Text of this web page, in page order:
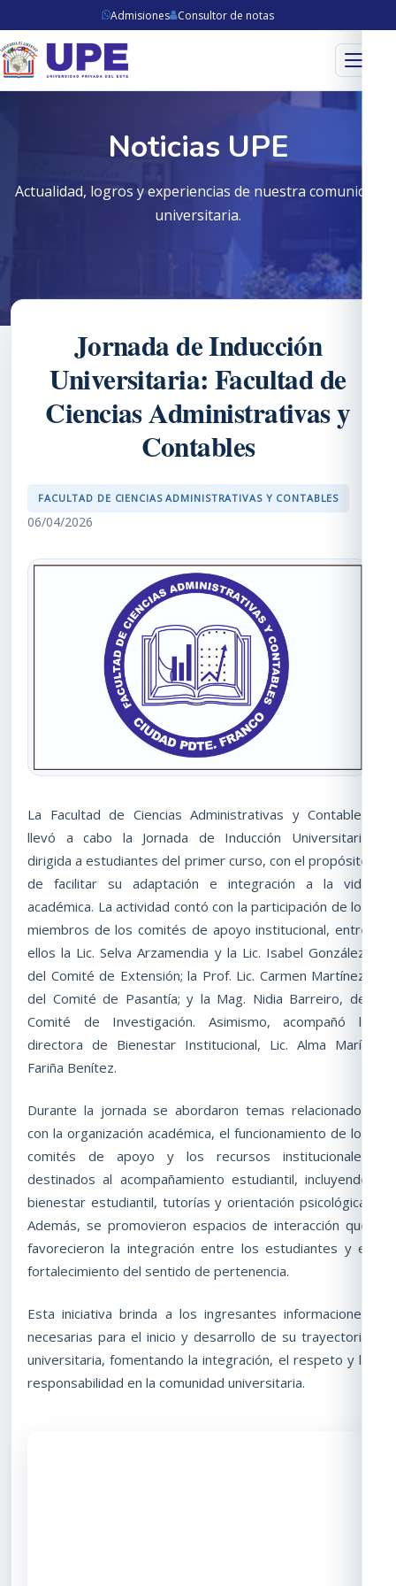
Admisiones Consultor de notas
Menú
Noticias UPE
Actualidad, logros y experiencias de nuestra comunidad
universitaria.
Jornada de Inducción
Universitaria: Facultad de
Ciencias Administrativas y
Contables
FACULTAD DE CIENCIAS ADMINISTRATIVAS Y CONTABLES
06/04/2026
La Facultad de Ciencias Administrativas y Contables
llevó a cabo la Jornada de Inducción Universitaria
dirigida a estudiantes del primer curso, con el propósito
de facilitar su adaptación e integración a la vida
académica. La actividad contó con la participación de los
miembros de los comités de apoyo institucional, entre
ellos la Lic. Selva Arzamendia y la Lic. Isabel González,
del Comité de Extensión; la Prof. Lic. Carmen Martínez,
del Comité de Pasantía; y la Mag. Nidia Barreiro, del
Comité de Investigación. Asimismo, acompañó la
directora de Bienestar Institucional, Lic. Alma María
Fariña Benítez.
Durante la jornada se abordaron temas relacionados
con la organización académica, el funcionamiento de los
comités de apoyo y los recursos institucionales
destinados al acompañamiento estudiantil, incluyendo
bienestar estudiantil, tutorías y orientación psicológica.
Además, se promovieron espacios de interacción que
favorecieron la integración entre los estudiantes y el
fortalecimiento del sentido de pertenencia.
Esta iniciativa brinda a los ingresantes informaciones
necesarias para el inicio y desarrollo de su trayectoria
universitaria, fomentando la integración, el respeto y la
responsabilidad en la comunidad universitaria.